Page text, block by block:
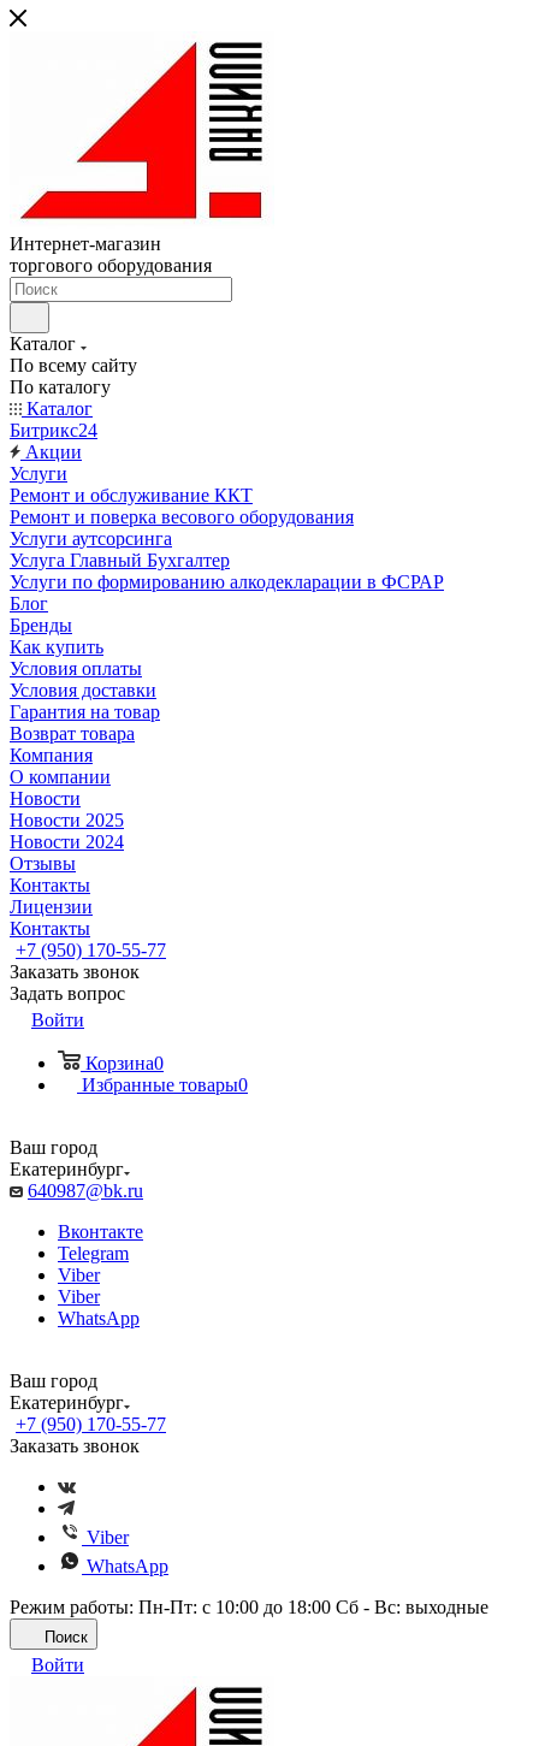
Интернет-магазин
торгового оборудования
Каталог
По всему сайту
По каталогу
Каталог
Битрикс24
Акции
Услуги
Ремонт и обслуживание ККТ
Ремонт и поверка весового оборудования
Услуги аутсорсинга
Услуга Главный Бухгалтер
Услуги по формированию алкодекларации в ФСРАР
Блог
Бренды
Как купить
Условия оплаты
Условия доставки
Гарантия на товар
Возврат товара
Компания
О компании
Новости
Новости 2025
Новости 2024
Отзывы
Контакты
Лицензии
Контакты
+7 (950) 170-55-77
Заказать звонок
Задать вопрос
Войти
Корзина0
Избранные товары0
Ваш город
Екатеринбург
640987@bk.ru
Вконтакте
Telegram
Viber
Viber
WhatsApp
Ваш город
Екатеринбург
+7 (950) 170-55-77
Заказать звонок
Viber
WhatsApp
Режим работы: Пн-Пт: с 10:00 до 18:00 Сб - Вс: выходные
Поиск
Войти